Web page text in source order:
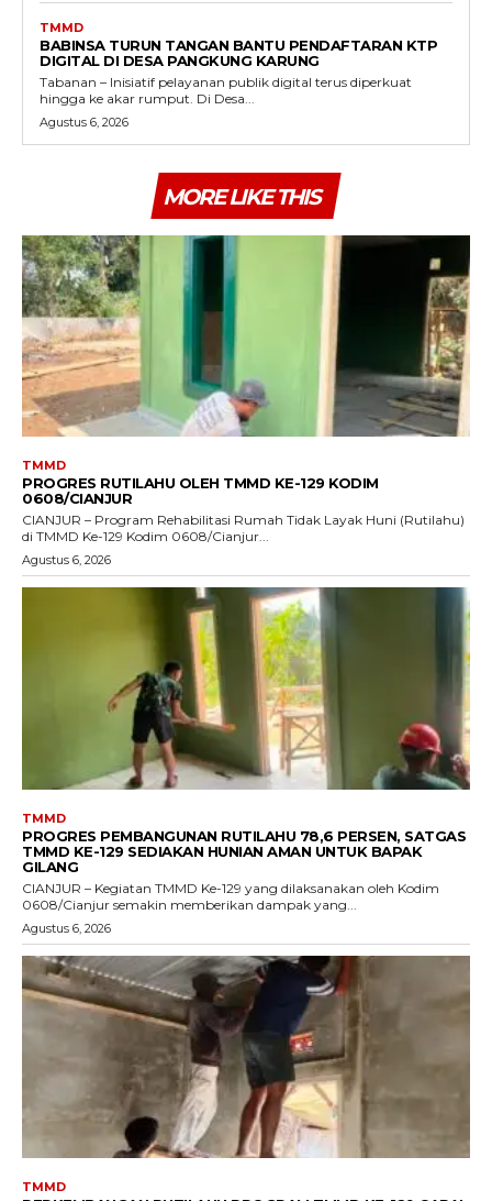
TMMD
BABINSA TURUN TANGAN BANTU PENDAFTARAN KTP
DIGITAL DI DESA PANGKUNG KARUNG
Tabanan – Inisiatif pelayanan publik digital terus diperkuat
hingga ke akar rumput. Di Desa...
Agustus 6, 2026
MORE LIKE THIS
TMMD
PROGRES RUTILAHU OLEH TMMD KE-129 KODIM
0608/CIANJUR
CIANJUR – Program Rehabilitasi Rumah Tidak Layak Huni (Rutilahu)
di TMMD Ke-129 Kodim 0608/Cianjur...
Agustus 6, 2026
TMMD
PROGRES PEMBANGUNAN RUTILAHU 78,6 PERSEN, SATGAS
TMMD KE-129 SEDIAKAN HUNIAN AMAN UNTUK BAPAK
GILANG
CIANJUR – Kegiatan TMMD Ke-129 yang dilaksanakan oleh Kodim
0608/Cianjur semakin memberikan dampak yang...
Agustus 6, 2026
TMMD